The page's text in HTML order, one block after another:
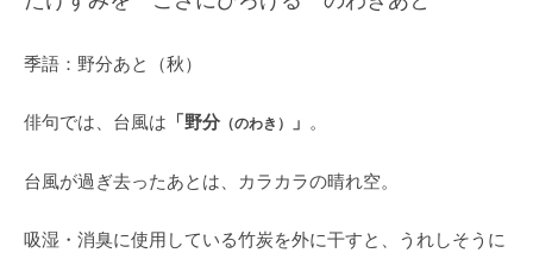
季語：野分あと（秋）
俳句では、台風は 「野分 （のわき） 」 。
台風が過ぎ去ったあとは、カラカラの晴れ空。
吸湿・消臭に使用している竹炭を外に干すと、うれしそうに